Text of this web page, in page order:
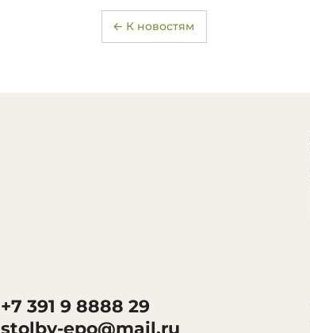
← К новостям
+7 391 9 8888 29
stolby-epo@mail.ru